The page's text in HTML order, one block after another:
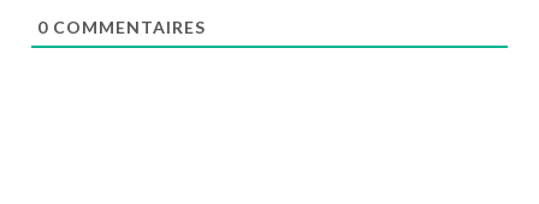
0 COMMENTAIRES